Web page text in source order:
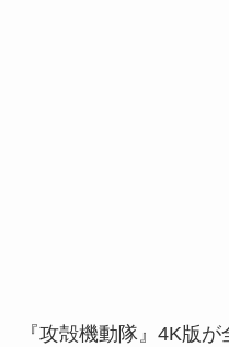
『攻殻機動隊』4K版